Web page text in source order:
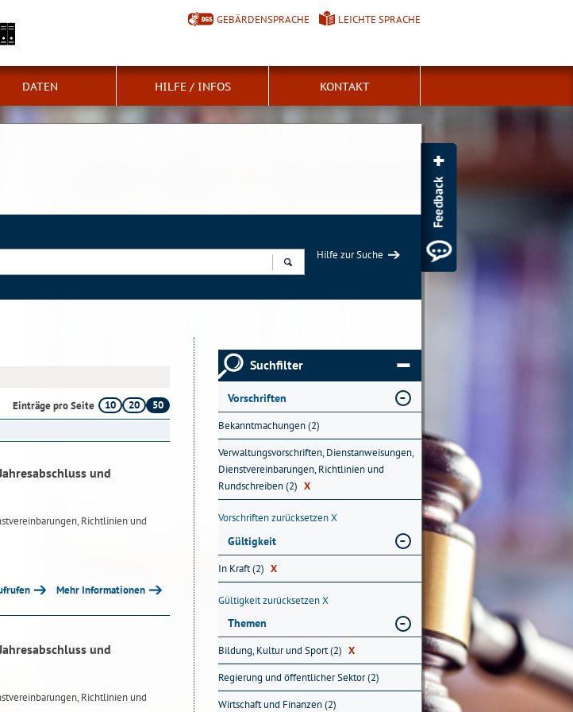
GEBÄRDENSPRACHE LEICHTE SPRACHE
DATEN HILFE / INFOS KONTAKT
Hilfe zur Suche
Einträge pro Seite 10 20
50
und
Richtlinien und
Mehr Informationen
und
Richtlinien und
Suchfilter
Vorschriften
Bekanntmachungen (2)
Verwaltungsvorschriften, Dienstanweisungen,
Dienstvereinbarungen, Richtlinien und
Rundschreiben (2) X
Vorschriften zurücksetzenX
Gültigkeit
In Kraft (2) X
Gültigkeit zurücksetzenX
Themen
Bildung, Kultur und Sport (2) X
Regierung und öffentlicher Sektor (2)
Wirtschaft und Finanzen (2)